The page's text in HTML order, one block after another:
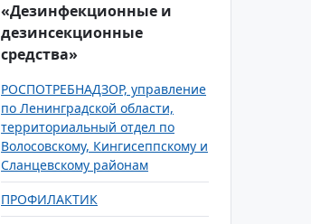
«Дезинфекционные и
дезинсекционные
средства»
РОСПОТРЕБНАДЗОР, управление
по Ленинградской области,
территориальный отдел по
Волосовскому, Кингисеппскому и
Сланцевскому районам
ПРОФИЛАКТИК